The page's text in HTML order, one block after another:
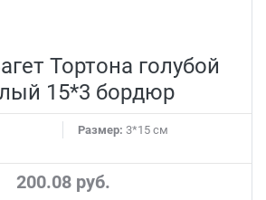
Тортона голубой
15*3 бордюр
Размер: 3*15 см
200.08 руб.